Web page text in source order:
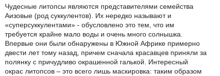
Чудесные литопсы являются представителями семейства
Аизовые (род суккулентов). Их нередко называют и
«суперсуккулентами» - обусловлено это тем, что им
требуется крайне мало воды и очень много солнышка.
Впервые они были обнаружены в Южной Африке примерно
двести лет тому назад, причем сначала красавцев приняли за
полянку с причудливо окрашенной галькой. Интересный
окрас литопсов – это всего лишь маскировка: таким образом